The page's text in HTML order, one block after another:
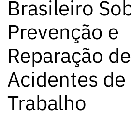
Brasileiro
Prevenção e
Reparação de
Acidentes de
Trabalho